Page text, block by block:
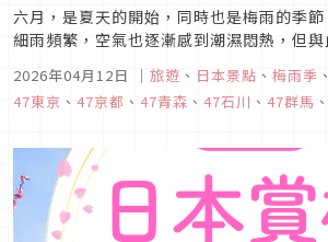
六月，是夏天的開始，同時也是梅雨的季
細雨頻繁，空氣也逐漸感到潮濕悶熱，但
繡球花盛開的季節，各地都有著盛開的繡球
夏天的大自然美景也絕對不會缺席。今天，
「日本六月景點十選」，一起知道都有哪
2026年04月12日 ｜ 旅遊 、 日本景點 、 梅雨季 、
47東京 、 47京都 、 47青森 、 47石川 、 47群馬 、